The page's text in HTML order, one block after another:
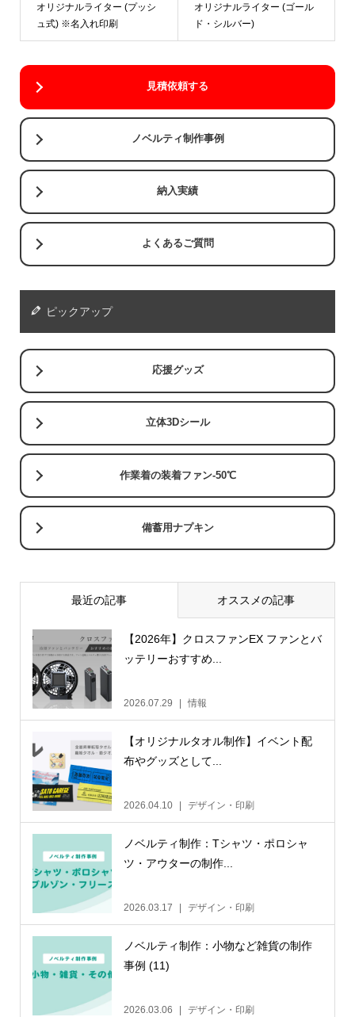
オリジナルライター (プッシ
ュ式) ※名入れ印刷
オリジナルライター (ゴール
ド・シルバー)
見積依頼する
ノベルティ制作事例
納入実績
よくあるご質問
ピックアップ
応援グッズ
立体3Dシール
作業着の装着ファン-50℃
備蓄用ナプキン
最近の記事 オススメの記事
【2026年】クロスファンEX ファンとバ
ッテリーおすすめ...
2026.07.29 情報
【オリジナルタオル制作】イベント配
布やグッズとして...
2026.04.10 デザイン・印刷
ノベルティ制作：Tシャツ・ポロシャ
ツ・アウターの制作...
2026.03.17 デザイン・印刷
ノベルティ制作：小物など雑貨の制作
事例 (11)
2026.03.06 デザイン・印刷